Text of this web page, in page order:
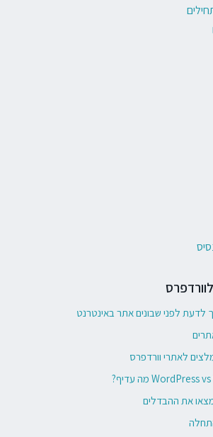
לדעת לפני שבונים אתר באינטרנט
לאתרי וורדפרס